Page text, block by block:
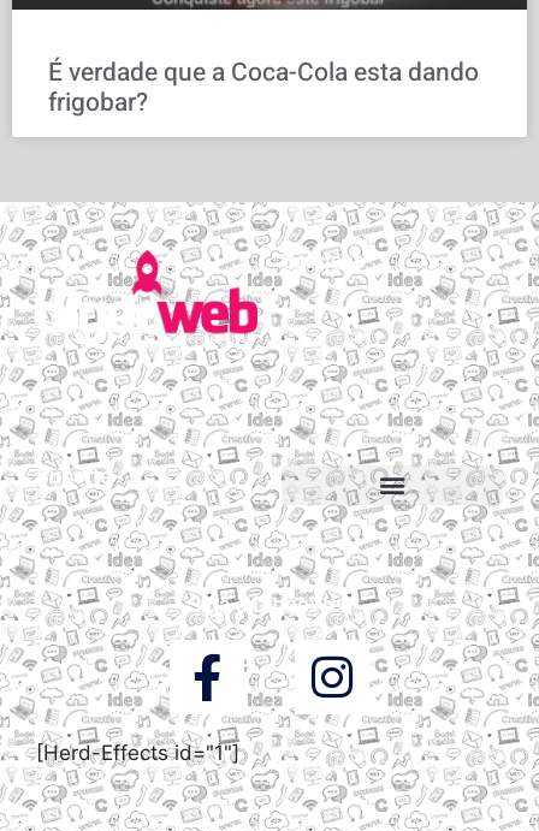
É verdade que a Coca-Cola esta dando
frigobar?
Serviços
Email personalizado
Hospedagem de Sites
Migração de sites e e-mails
Construtor de sites
Suporte
Suporte via Whats
Siga a DigooWeb
[Herd-Effects id="1"]